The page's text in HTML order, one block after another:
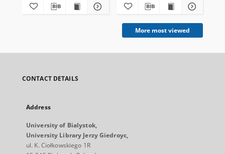
Śmigla.
More most viewed
CONTACT DETAILS
Address
University of Bialystok,
University Library Jerzy Giedroyc,
ul. K. Ciołkowskiego 1R